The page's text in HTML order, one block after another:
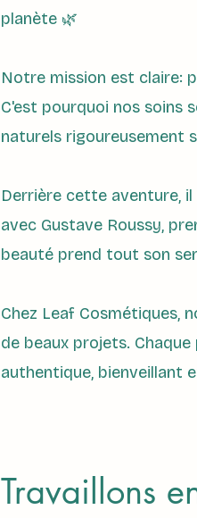
planète 🌿
Notre mission est claire:
C'est pourquoi nos soins
naturels rigoureusement
Derrière cette aventure,
avec Gustave Roussy,
beauté prend tout son
Chez Leaf Cosmétiques,
de beaux projets.
authentique, bienveillant
Travaillons